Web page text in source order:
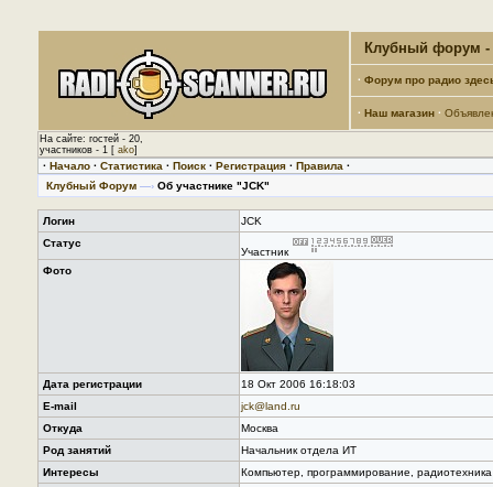
Клубный форум -
· Форум про радио
· Наш магазин ·
На сайте: гостей - 20,
участников - 1 [ ako]
· Начало · Статистика · Поиск · Регистрация · Правила ·
Клубный Форум —› Об участнике "JCK"
Логин
JCK
Статус
Участник
Фото
Дата регистрации
18 Окт 2006 16:18:03
E-mail
jck@land.ru
Откуда
Москва
Род занятий
Начальник отдела ИТ
Интересы
Компьютер, программирование, радиотехника